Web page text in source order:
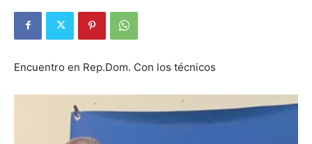
Encuentro en Rep.Dom. Con los técnicos